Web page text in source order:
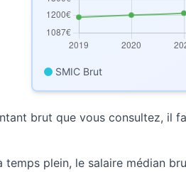
SMIC Brut
brut que vous consultez, il
plein, le salaire médian